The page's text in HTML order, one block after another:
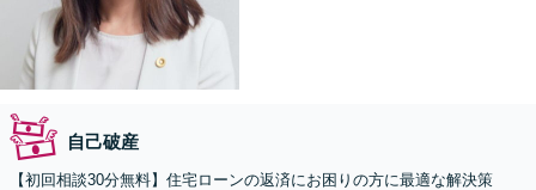
自己破産
【初回相談30分無料】住宅ローンの返済にお困りの方に最適な解決策